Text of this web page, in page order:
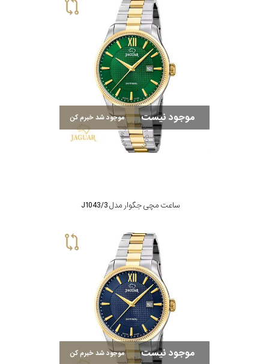
موجود نیست موجود شد خبرم کن
ساعت مچی جگوار مدل J1043/3
موجود نیست موجود شد خبرم کن